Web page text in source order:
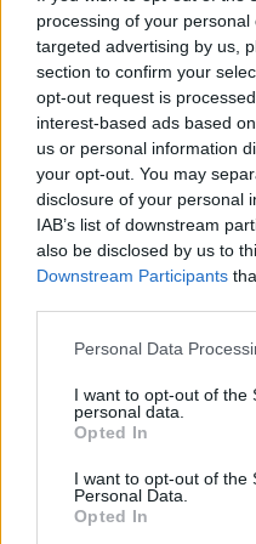
processing of your
targeted advertising by us,
section to confirm your
opt-out request is
interest-based ads based
us or personal information
your opt-out. You may
disclosure of your personal
IAB’s list of downstream
also be disclosed by us to
Downstream Participants
Please note that this
not limited to your visit or
grant or deny consent to
use your data for below
consent section.
Personal Data
I want to opt-out of the
personal data.
Opted In
I want to opt-out of the
Personal Data.
Opted In
Φωτογράφος του
συνοικία αυτή είδε
δυνάμεων ασφαλείας
σημείο.
Σχεδόν πριν από μια
Πολιτείες
και το Ιράκ εναντίον
ιρανικών δυνάμεων
ομάδων ως αντίποινα
στρατιώτες που
Επί εβδομάδες, το
έντονες
Αμερικανούς και